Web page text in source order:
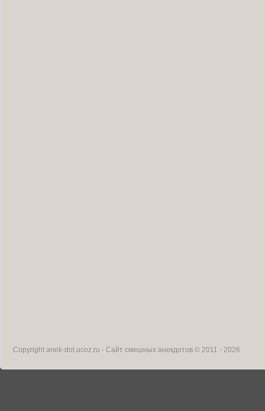
Copyrightanek-dot.ucoz.ru - Сайт смешных анекдотов © 2011 - 2026